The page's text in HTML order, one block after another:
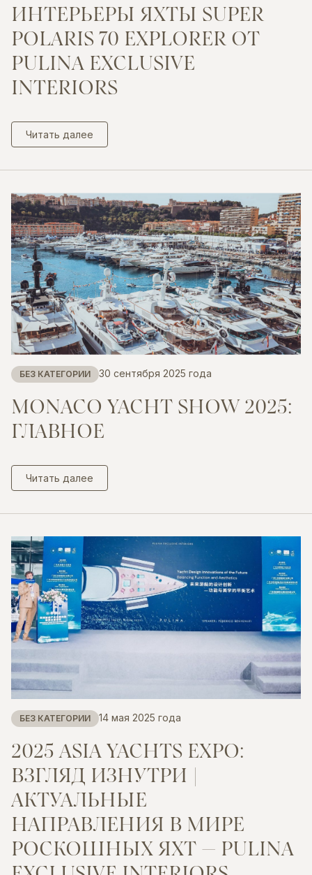
ИНТЕРЬЕРЫ ЯХТЫ SUPER
POLARIS 70 EXPLORER ОТ
PULINA EXCLUSIVE
INTERIORS
Читать далее
БЕЗ КАТЕГОРИИ 30 сентября 2025 года
MONACO YACHT SHOW 2025:
ГЛАВНОЕ
Читать далее
БЕЗ КАТЕГОРИИ 14 мая 2025 года
2025 ASIAYACHTS EXPO:
ВЗГЛЯД ИЗНУТРИ |
АКТУАЛЬНЫЕ
НАПРАВЛЕНИЯ В МИРЕ
РОСКОШНЫХЯХТ — PULINA